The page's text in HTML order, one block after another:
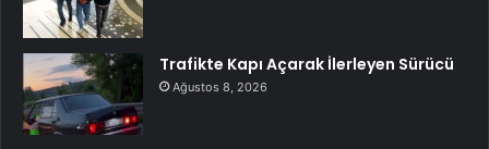
Trafikte Kapı Açarak İlerleyen Sürücü
Ağustos 8, 2026